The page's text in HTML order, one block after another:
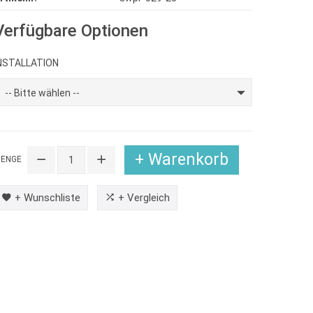
Optionen
-- Bitte wählen --
+ Warenkorb
+ Wunschliste + Vergleich